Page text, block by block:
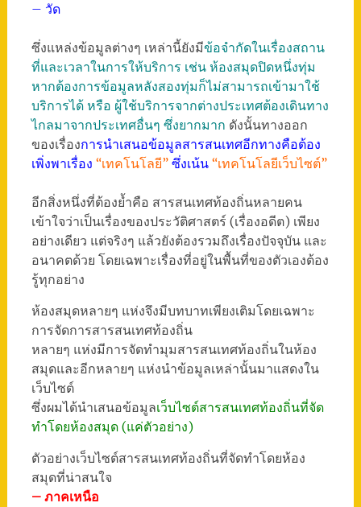
– วัด
ซึ่งแหล่งข้อมูลต่างๆ เหล่านี้ยังมีข้อจำกัดในเรื่องสถาน
ที่และเวลาในการให้บริการ เช่น ห้องสมุดปิดหนึ่งทุ่ม
หากต้องการข้อมูลหลังสองทุ่มก็ไม่สามารถเข้ามาใช้
บริการได้ หรือ ผู้ใช้บริการจากต่างประเทศต้องเดินทาง
ไกลมาจากประเทศอื่นๆ ซึ่งยากมาก ดังนั้นทางออก
ของเรื่องการนำเสนอข้อมูลสารสนเทศอีกทางคือต้อง
เพิ่งพาเรื่อง “เทคโนโลยี”ซึ่งเน้น “เทคโนโลยีเว็บไซต์”
อีกสิ่งหนึ่งที่ต้องย้ำคือ สารสนเทศท้องถิ่นหลายคน
เข้าใจว่าเป็นเรื่องของประวัติศาสตร์ (เรื่องอดีต) เพียง
อย่างเดียว แต่จริงๆ แล้วยังต้องรวมถึงเรื่องปัจจุบัน และ
อนาคตด้วย โดยเฉพาะเรื่องที่อยู่ในพื้นที่ของตัวเองต้อง
รู้ทุกอย่าง
ห้องสมุดหลายๆ แห่งจึงมีบทบาทเพียงเติมโดยเฉพาะ
การจัดการสารสนเทศท้องถิ่น
หลายๆ แห่งมีการจัดทำมุมสารสนเทศท้องถิ่นในห้อง
สมุดและอีกหลายๆ แห่งนำข้อมูลเหล่านั้นมาแสดงใน
เว็บไซต์
ซึ่งผมได้นำเสนอข้อมูลเว็บไซต์สารสนเทศท้องถิ่นที่จัด
ทำโดยห้องสมุด (แค่ตัวอย่าง)
ตัวอย่างเว็บไซต์สารสนเทศท้องถิ่นที่จัดทำโดยห้อง
สมุดที่น่าสนใจ
– ภาคเหนือ